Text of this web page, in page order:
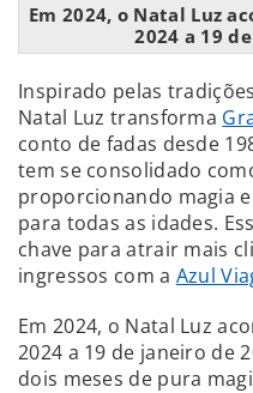
Em 2024, o Natal Luz
2024 a 19
Inspirado pelas
Natal Luz transforma
conto de fadas desde
tem se consolidado
proporcionando magia
para todas as idades.
chave para atrair mais
ingressos com a Azul
Em 2024, o Natal Luz
2024 a 19 de janeiro de
dois meses de pura